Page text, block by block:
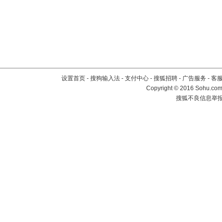
设置首页 - 搜狗输入法 - 支付中心 - 搜狐招聘 - 广告服务 - 客
Copyright©2016
搜狐不良信息举